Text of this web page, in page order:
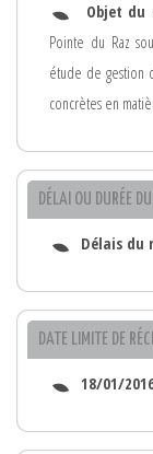
Objet du
Pointe du Raz
étude de gestion
concrètes en
DÉLAI OU DURÉE
Délais du
DATE LIMITE DE
18/01/